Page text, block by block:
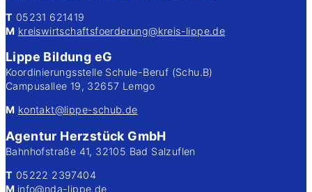
T 05231 621419
M kreiswirtschaftsfoerderung@kreis-lippe.de
Lippe Bildung eG
Koordinierungsstelle Schule-Beruf (Schu.B)
Campusallee 19, 32657 Lemgo
M kontakt@lippe-schub.de
Agentur Herzstück GmbH
Bahnhofstraße 41, 32105 Bad Salzuflen
T 05222 2397404
M info@nda-lippe.de